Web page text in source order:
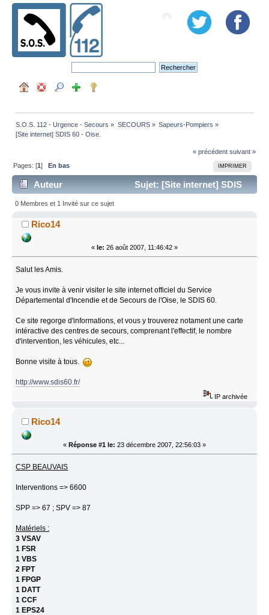
S.O.S. 112 - Urgence - Secours » SECOURS» Sapeurs-Pompiers »
[Site internet] SDIS 60 - Oise.
« précédent suivant »
IMPRIMER
Pages: [1]En bas
Auteur
Sujet: [Site internet] SDIS
60 - Oise. (Lu 12932 fois)
0 Membres et 1 Invité sur ce sujet
Rico14
« le: 26 août 2007, 11:46:42 »
Salut les Amis.
Je vous invite à venir visiter le site internet officiel du Service
Départemental d'Incendie et de Secours de l'Oise, le SDIS 60.
Ce site regorge d'informations, et vous y trouverez notament une carte
intéractive des centres de secours, comprenant l'effectif, le nombre
d'intervention, les véhicules, etc...
Bonne visite à tous.
http://www.sdis60.fr/
IP archivée
Rico14
« Réponse #1 le: 23 décembre 2007, 22:56:03 »
CSP BEAUVAIS
Interventions => 6600
SPP => 67 ; SPV => 87
Matériels :
3 VSAV
1 FSR
1 VBS
2 FPT
1 FPGP
1 DATT
1 CCF
1 EPS24